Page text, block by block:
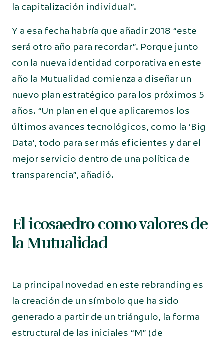
la capitalización individual”.
Y a esa fecha habría que añadir 2018 “este
será otro año para recordar”. Porque junto
con la nueva identidad corporativa en este
año la Mutualidad comienza a diseñar un
nuevo plan estratégico para los próximos 5
años. “Un plan en el que aplicaremos los
últimos avances tecnológicos, como la ‘Big
Data’, todo para ser más eficientes y dar el
mejor servicio dentro de una política de
transparencia”, añadió.
El icosaedro como valores de
la Mutualidad
La principal novedad en este rebranding es
la creación de un símbolo que ha sido
generado a partir de un triángulo, la forma
estructural de las iniciales “M” (de